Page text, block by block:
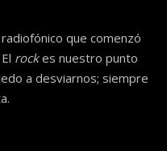
que comenzó
rockes nuestro punto
a desviarnos; siempre